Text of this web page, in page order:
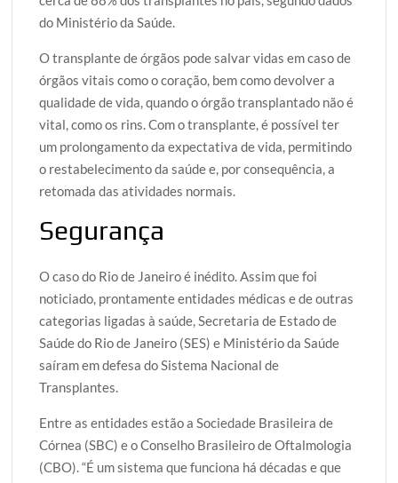
do Ministério da Saúde.
O transplante de órgãos pode salvar vidas em caso de
órgãos vitais como o coração, bem como devolver a
qualidade de vida, quando o órgão transplantado não é
vital, como os rins. Com o transplante, é possível ter
um prolongamento da expectativa de vida, permitindo
o restabelecimento da saúde e, por consequência, a
retomada das atividades normais.
Segurança
O caso do Rio de Janeiro é inédito. Assim que foi
noticiado, prontamente entidades médicas e de outras
categorias ligadas à saúde, Secretaria de Estado de
Saúde do Rio de Janeiro (SES) e Ministério da Saúde
saíram em defesa do Sistema Nacional de
Transplantes.
Entre as entidades estão a Sociedade Brasileira de
Córnea (SBC) e o Conselho Brasileiro de Oftalmologia
(CBO). “É um sistema que funciona há décadas e que